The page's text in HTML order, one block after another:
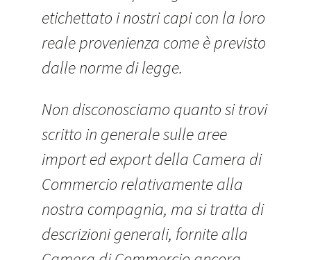
etichettato i nostri capi con la loro
reale provenienza come è previsto
dalle norme di legge.
Non disconosciamo quanto si trovi
scritto in generale sulle aree
import ed export della Camera di
Commercio relativamente alla
nostra compagnia, ma si tratta di
descrizioni generali, fornite alla